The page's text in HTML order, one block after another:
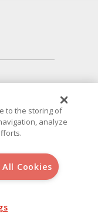
c/ San Norberto
to the storing of
analyze
Cookies